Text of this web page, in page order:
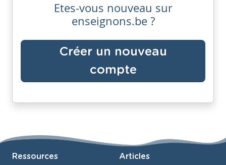
Etes-vous nouveau sur
enseignons.be ?
Créer un nouveau
compte
Ressources Articles